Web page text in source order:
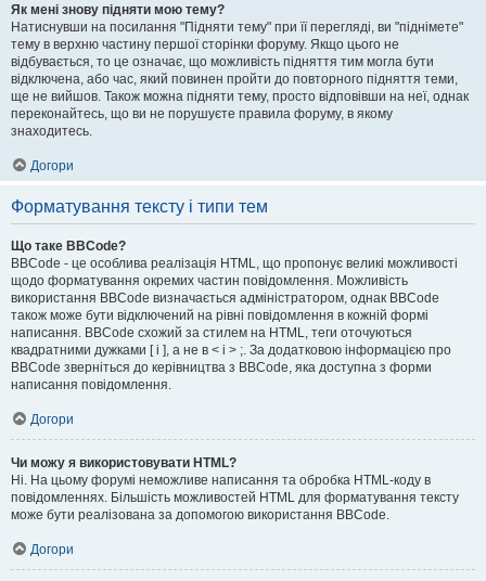
Як мені знову підняти мою тему?
Натиснувши на посилання "Підняти тему" при її перегляді, ви "піднімете"
тему в верхню частину першої сторінки форуму. Якщо цього не
відбувається, то це означає, що можливість підняття тим могла бути
відключена, або час, який повинен пройти до повторного підняття теми,
ще не вийшов. Також можна підняти тему, просто відповівши на неї, однак
переконайтесь, що ви не порушуєте правила форуму, в якому
знаходитесь.
Догори
Форматування тексту і типи тем
Що таке BBCode?
BBCode - це особлива реалізація HTML, що пропонує великі можливості
щодо форматування окремих частин повідомлення. Можливість
використання BBCode визначається адміністратором, однак BBCode
також може бути відключений на рівні повідомлення в кожній формі
написання. BBCode схожий за стилем на HTML, теги оточуються
квадратними дужками [ і ], а не в < і > ;. За додатковою інформацією про
BBCode зверніться до керівництва з BBCode, яка доступна з форми
написання повідомлення.
Догори
Чи можу я використовувати HTML?
Ні. На цьому форумі неможливе написання та обробка HTML-коду в
повідомленнях. Більшість можливостей HTML для форматування тексту
може бути реалізована за допомогою використання BBCode.
Догори